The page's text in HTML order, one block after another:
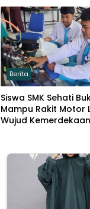
Berita
Siswa SMK Sehati
Mampu Rakit Motor
Wujud